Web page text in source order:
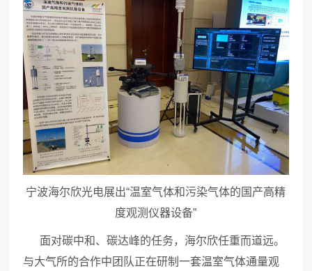
宁波海尔欣光电展出“温室气体和污染气体的国产高精
度观测仪器设备”
面对碳中和、碳达峰的任务，海尔欣任重而道远。
与大气所的合作中团队正在研制一套温室气体通量观